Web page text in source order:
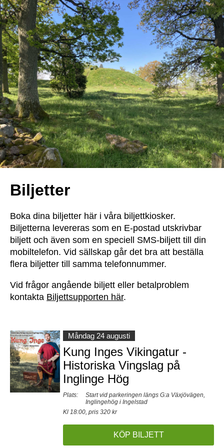
Biljetter
Boka dina biljetter här i våra biljettkiosker.
Biljetterna levereras som en E-postad utskrivbar
biljett och även som en speciell SMS-biljett till din
mobiltelefon. Vid sällskap går det bra att beställa
flera biljetter till samma telefonnummer.
Vid frågor angående biljett eller betalproblem
kontakta Biljettsupporten här.
Måndag 24 augusti
Kung Inges Vikingatur -
Historiska Vingslag på
Inglinge Hög
Plats:
Start vid parkeringen längs G:a Växjövägen,
Inglingehög i Ingelstad
Kl 18:00, pris 320 kr
KÖP BILJETT